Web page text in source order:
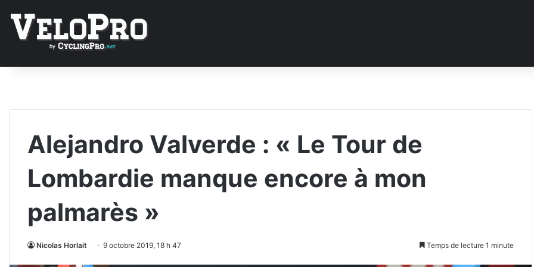
Alejandro Valverde : « Le Tour de
Lombardie manque encore à mon
palmarès »
Nicolas Horlait 9 octobre 2019, 18 h 47 Temps de lecture 1 minute